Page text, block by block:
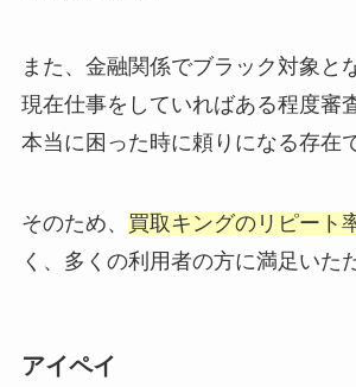
また、金融関係でブラック対象と
現在仕事をしていればある程度審
本当に困った時に頼りになる存在
そのため、 買取キングのリピート
く、多くの利用者の方に満足いた
アイペイ